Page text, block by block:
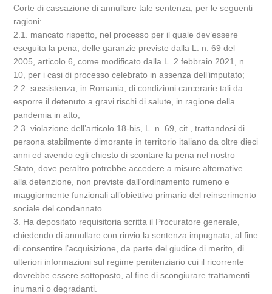
Corte di cassazione di annullare tale sentenza, per le seguenti
ragioni:
2.1. mancato rispetto, nel processo per il quale dev’essere
eseguita la pena, delle garanzie previste dalla L. n. 69 del
2005, articolo 6, come modificato dalla L. 2 febbraio 2021, n.
10, per i casi di processo celebrato in assenza dell’imputato;
2.2. sussistenza, in Romania, di condizioni carcerarie tali da
esporre il detenuto a gravi rischi di salute, in ragione della
pandemia in atto;
2.3. violazione dell’articolo 18-bis, L. n. 69, cit., trattandosi di
persona stabilmente dimorante in territorio italiano da oltre dieci
anni ed avendo egli chiesto di scontare la pena nel nostro
Stato, dove peraltro potrebbe accedere a misure alternative
alla detenzione, non previste dall’ordinamento rumeno e
maggiormente funzionali all’obiettivo primario del reinserimento
sociale del condannato.
3. Ha depositato requisitoria scritta il Procuratore generale,
chiedendo di annullare con rinvio la sentenza impugnata, al fine
di consentire l’acquisizione, da parte del giudice di merito, di
ulteriori informazioni sul regime penitenziario cui il ricorrente
dovrebbe essere sottoposto, al fine di scongiurare trattamenti
inumani o degradanti.